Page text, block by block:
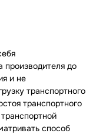
производителя до
и не
транспортного
транспортного
способ